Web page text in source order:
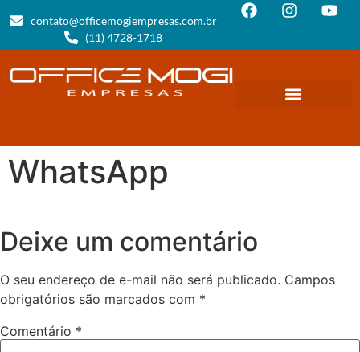
contato@officemogiempresas.com.br
(11) 4728-1718
WhatsApp
Deixe um comentário
O seu endereço de e-mail não será publicado. Campos
obrigatórios são marcados com *
Comentário *